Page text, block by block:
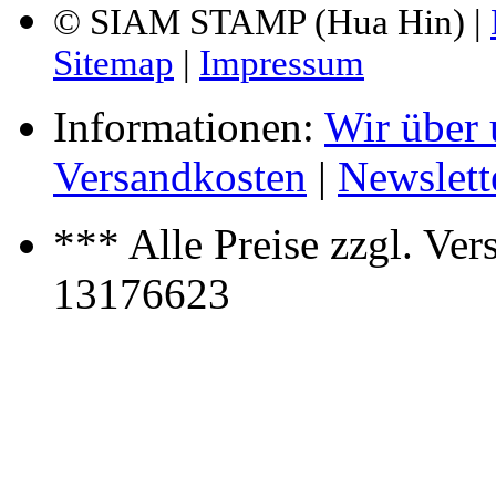
© SIAM STAMP (Hua Hin) |
Sitemap | Impressum
Informationen: Wir über
Versandkosten |
*** Alle Preise zzgl.
13176623